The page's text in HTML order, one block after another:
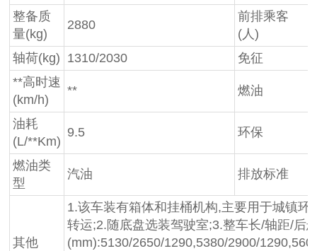
整备质
量(kg)
2880
前排乘客
(人)
轴荷(kg) 1310/2030 免征
**高时速
(km/h)
** 燃油
油耗
(L/**Km)
9.5 环保
燃油类
型
汽油 排放标准
其他
1.该车装有箱体和挂桶机构,主要用于城镇环
转运;2.随底盘选装驾驶室;3.整车长/轴距/后
(mm):5130/2650/1290,5380/2900/